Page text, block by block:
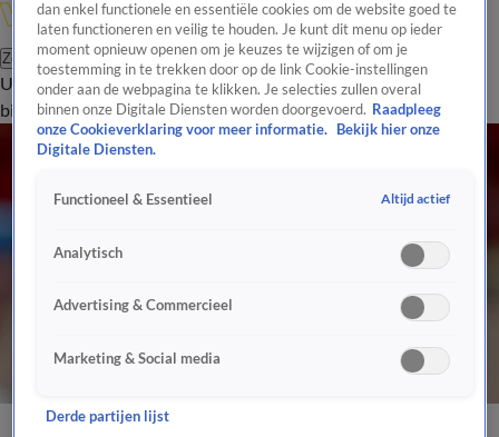
Zoeken
UitzendingenVandaag InsideDe OranjezomerShopUitzending
bijwonen
dan enkel functionele en essentiële cookies om de website goed te
laten functioneren en veilig te houden. Je kunt dit menu op ieder
moment opnieuw openen om je keuzes te wijzigen of om je
toestemming in te trekken door op de link Cookie-instellingen
onder aan de webpagina te klikken. Je selecties zullen overal
binnen onze Digitale Diensten worden doorgevoerd. Raadpleeg
onze Cookieverklaring voor meer informatie.
Bekijk hier onze
Digitale Diensten.
Functioneel & Essentieel Altijd actief
Analytisch
Advertising & Commercieel
Marketing & Social media
Derde partijen lijst